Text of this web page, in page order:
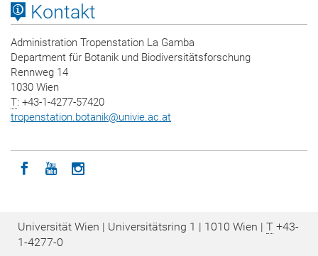
Kontakt
Administration Tropenstation La Gamba
Department für Botanik und Biodiversitätsforschung
Rennweg 14
1030 Wien
T: +43-1-4277-57420
tropenstation.botanik@univie.ac.at
Icon facebook
Icon youtube
Icon instagram
Universität Wien | Universitätsring 1 | 1010 Wien | T +43-
1-4277-0